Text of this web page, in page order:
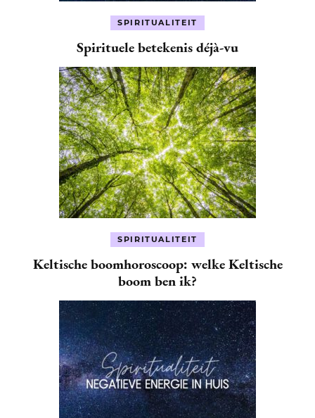
SPIRITUALITEIT
Spirituele betekenis déjà-vu
SPIRITUALITEIT
Keltische boomhoroscoop: welke Keltische
boom ben ik?